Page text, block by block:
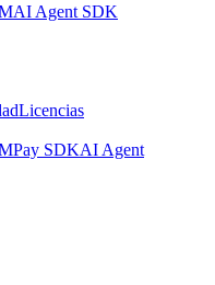
AI Agent SDK
Licencias
Pay SDKAI Agent